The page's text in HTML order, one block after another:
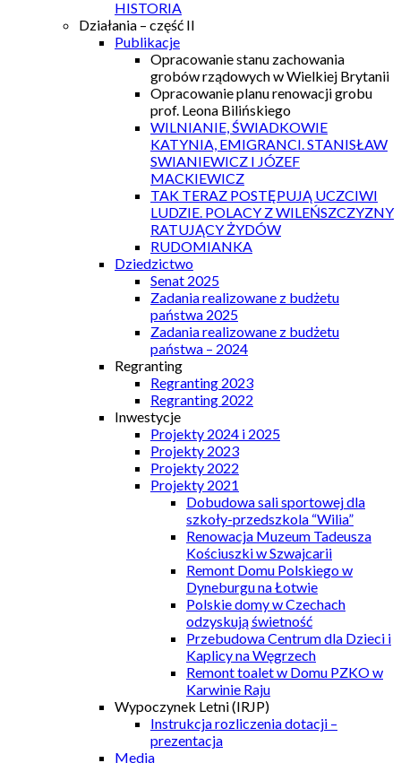
HISTORIA
Działania – część II
Publikacje
Opracowanie stanu zachowania
grobów rządowych w Wielkiej Brytanii
Opracowanie planu renowacji grobu
prof. Leona Bilińskiego
WILNIANIE, ŚWIADKOWIE
KATYNIA, EMIGRANCI. STANISŁAW
SWIANIEWICZ I JÓZEF
MACKIEWICZ
TAK TERAZ POSTĘPUJĄ UCZCIWI
LUDZIE. POLACY Z WILEŃSZCZYZNY
RATUJĄCY ŻYDÓW
RUDOMIANKA
Dziedzictwo
Senat 2025
Zadania realizowane z budżetu
państwa 2025
Zadania realizowane z budżetu
państwa – 2024
Regranting
Regranting 2023
Regranting 2022
Inwestycje
Projekty 2024 i 2025
Projekty 2023
Projekty 2022
Projekty 2021
Dobudowa sali sportowej dla
szkoły-przedszkola “Wilia”
Renowacja Muzeum Tadeusza
Kościuszki w Szwajcarii
Remont Domu Polskiego w
Dyneburgu na Łotwie
Polskie domy w Czechach
odzyskują świetność
Przebudowa Centrum dla Dzieci i
Kaplicy na Węgrzech
Remont toalet w Domu PZKO w
Karwinie Raju
Wypoczynek Letni (IRJP)
Instrukcja rozliczenia dotacji –
prezentacja
Media